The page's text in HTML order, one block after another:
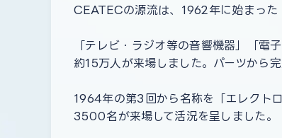
CEATECの源流は、1962年に始まった
「テレビ・ラジオ等の音響機器」「
約15万人が来場しました。パーツから
1964年の第3回から名称を「エレクト
3500名が来場して活況を呈しました。